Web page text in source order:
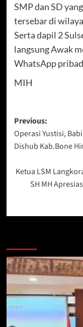
SMP dan SD
tersebar di
Serta dapil 2
langsung Awak
WhatsApp
MIH
Post
Previous:
Operasi Yustisi,
Dishub Kab.Bone
Ketua LSM
SH MH